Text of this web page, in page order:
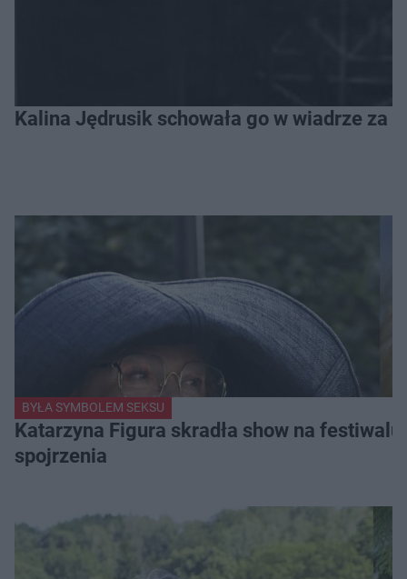
Kalina Jędrusik schowała go w wiadrze za
BYŁA SYMBOLEM SEKSU
Katarzyna Figura skradła show na
spojrzenia